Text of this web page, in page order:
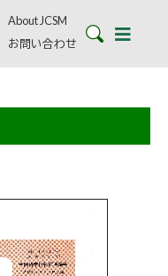
About JCSM
お問い合わせ